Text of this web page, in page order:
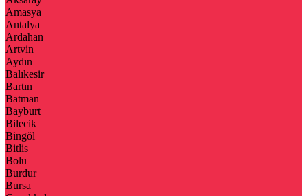
Amasya
Antalya
Ardahan
Artvin
Aydın
Balıkesir
Bartın
Batman
Bayburt
Bilecik
Bingöl
Bitlis
Bolu
Burdur
Bursa